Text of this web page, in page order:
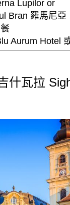
Lupilor or
Bran 羅馬尼亞
Aurum Hotel
什瓦拉